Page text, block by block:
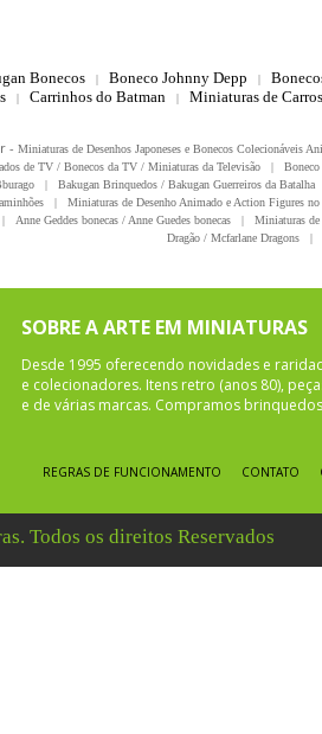
Bonecos | Boneco Johnny Depp |
| Carrinhos do Batman | Miniaturas de
- Miniaturas de Desenhos Japoneses e Bonecos Colecionáveis
de TV / Bonecos da TV / Miniaturas da Televisão |
| Bakugan Brinquedos / Bakugan Guerreiros da Batalha
|
Miniaturas de Desenho Animado e Action Figures
| Anne Geddes bonecas / Anne Guedes bonecas |
Miniaturas
Dragão / Mcfarlane Dragons
|
SOBRE A ARTE EM MINIATURAS
Desde 1995 oferecendo novidades e
e colecionadores. Itens retro (anos 80),
e de várias marcas. Compramos
REGRAS DE FUNCIONAMENTO CONTATO
Todos os direitos Reservados